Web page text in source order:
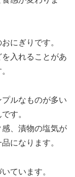
にぎりです。
入れることがあ
ルなものが多い
す。
、漬物の塩気が
になります。
ています。